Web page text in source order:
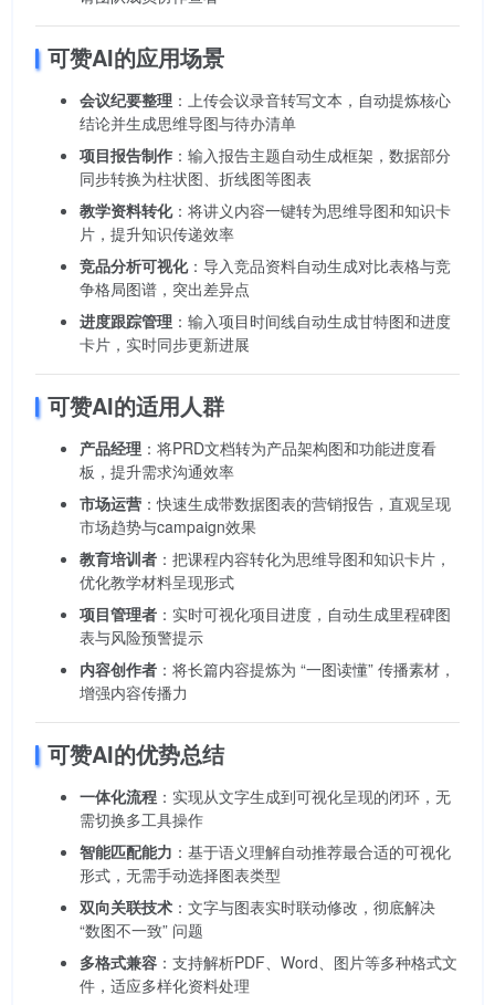
可赞AI的应用场景
会议纪要整理 ：上传会议录音转写文本，自动提炼核心
结论并生成思维导图与待办清单
项目报告制作 ：输入报告主题自动生成框架，数据部分
同步转换为柱状图、折线图等图表
教学资料转化：将讲义内容一键转为思维导图和知识卡
片，提升知识传递效率
竞品分析可视化：导入竞品资料自动生成对比表格与竞
争格局图谱，突出差异点
进度跟踪管理 ：输入项目时间线自动生成甘特图和进度
卡片，实时同步更新进展
可赞AI的适用人群
产品经理 ：将PRD文档转为产品架构图和功能进度看
板，提升需求沟通效率
市场运营 ：快速生成带数据图表的营销报告，直观呈现
市场趋势与campaign效果
教育培训者 ：把课程内容转化为思维导图和知识卡片，
优化教学材料呈现形式
项目管理者 ：实时可视化项目进度，自动生成里程碑图
表与风险预警提示
内容创作者 ：将长篇内容提炼为 “一图读懂” 传播素材，
增强内容传播力
可赞AI的优势总结
一体化流程 ：实现从文字生成到可视化呈现的闭环，无
需切换多工具操作
智能匹配能力 ：基于语义理解自动推荐最合适的可视化
形式，无需手动选择图表类型
双向关联技术 ：文字与图表实时联动修改，彻底解决
“数图不一致” 问题
多格式兼容 ：支持解析PDF、Word、图片等多种格式文
件，适应多样化资料处理